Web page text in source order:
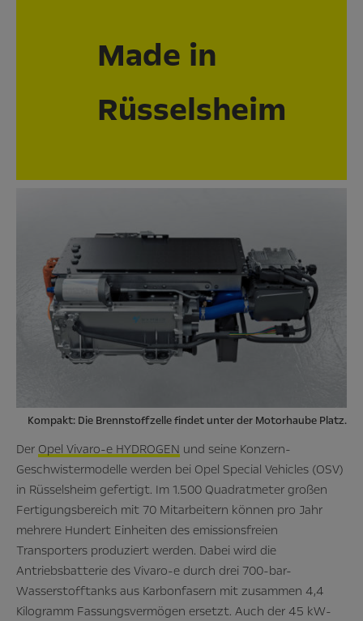
Made in
Rüsselsheim
Kompakt: Die Brennstoffzelle findet unter der Motorhaube Platz.
Der Opel Vivaro-e HYDROGEN und seine Konzern-
Geschwistermodelle werden bei Opel Special Vehicles (OSV)
in Rüsselsheim gefertigt. Im 1.500 Quadratmeter großen
Fertigungsbereich mit 70 Mitarbeitern können pro Jahr
mehrere Hundert Einheiten des emissionsfreien
Transporters produziert werden. Dabei wird die
Antriebsbatterie des Vivaro-e durch drei 700-bar-
Wasserstofftanks aus Karbonfasern mit zusammen 4,4
Kilogramm Fassungsvermögen ersetzt. Auch der 45 kW-